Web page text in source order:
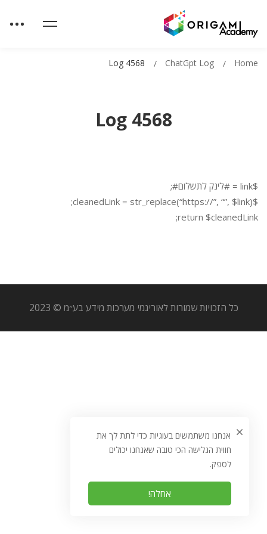
Log 4568
Home
ChatGpt Log
Log 4568
$link = #לינק לתשלום#;
$cleanedLink = str_replace(“https://”, “”, $link);
return $cleanedLink;
כל הזכויות שמורות לאוריגמי מערכות מידע בע״מ © 2023
אנחנו משתמשים בעוגיות כדי לתת לך את
חווית הגלישה הכי טובה שאנחנו יכולים
לספק.
אחלה!